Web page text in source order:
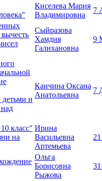
Киселева Мария
Владимировна
7
Сыйразова
Хамдия
Галихановна
9
детьми и
Канчина Оксана
Анатольевна
7
класс"
на
Ирина
Васильевна
Артемьева
Ольга
Борисовна
Рыжова